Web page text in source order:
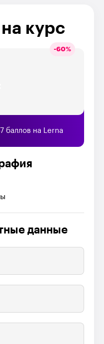
курс
-60%
баллов на Lerna
данные